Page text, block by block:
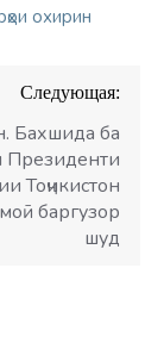
охирин
Следующая:
Бахшида ба
Президенти
Тоҷикистон
баргузор
шуд